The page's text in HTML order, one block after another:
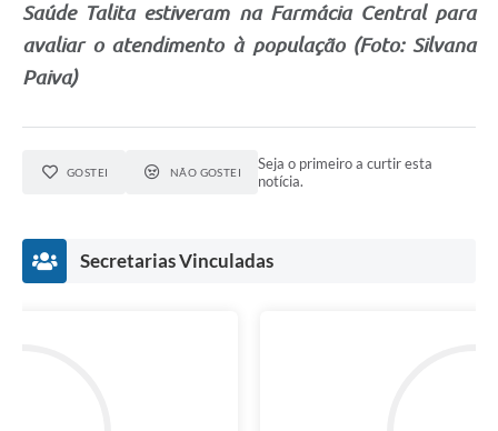
Saúde Talita estiveram na Farmácia Central para
avaliar o atendimento à população (Foto: Silvana
Paiva)
GOSTEI NÃO GOSTEI
Seja o primeiro a curtir esta
notícia.
Secretarias Vinculadas